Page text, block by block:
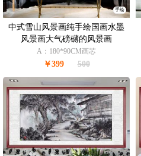
手绘
中式雪山风景画纯手绘国画水墨
风景画大气磅礴的风景画
A：180*90CM画芯
￥399 500